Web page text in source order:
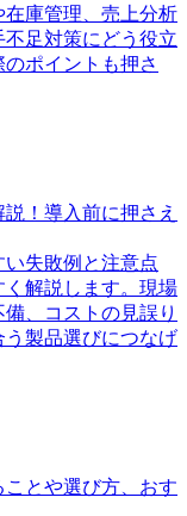
庫管理、売上分析
足対策にどう役立
ポイントも押さ
！導入前に押さえ
失敗例と注意点
解説します。現場
、コストの見誤り
製品選びにつなげ
とや選び方、おす